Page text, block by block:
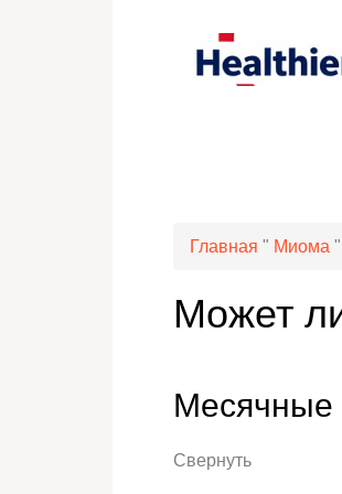
Главная " Миома "
Может
Месячные
Свернуть